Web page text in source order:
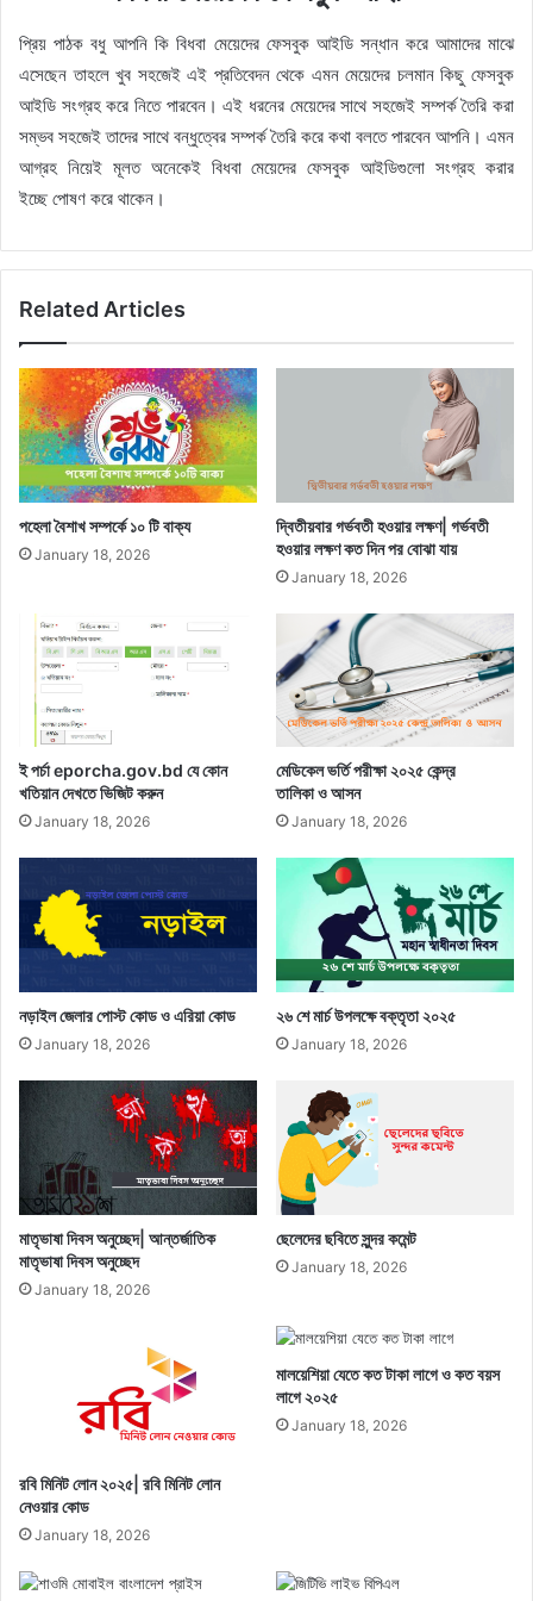
প্রিয় পাঠক বধু আপনি কি বিধবা মেয়েদের ফেসবুক আইডি সন্ধান করে আমাদের মাঝে
এসেছেন তাহলে খুব সহজেই এই প্রতিবেদন থেকে এমন মেয়েদের চলমান কিছু ফেসবুক
আইডি সংগ্রহ করে নিতে পারবেন। এই ধরনের মেয়েদের সাথে সহজেই সম্পর্ক তৈরি করা
সম্ভব সহজেই তাদের সাথে বন্ধুত্বের সম্পর্ক তৈরি করে কথা বলতে পারবেন আপনি। এমন
আগ্রহ নিয়েই মূলত অনেকেই বিধবা মেয়েদের ফেসবুক আইডিগুলো সংগ্রহ করার
ইচ্ছে পোষণ করে থাকেন।
Related Articles
পহেলা বৈশাখ সম্পর্কে ১০ টি বাক্য
January 18, 2026
দ্বিতীয়বার গর্ভবতী হওয়ার লক্ষণ| গর্ভবতী
হওয়ার লক্ষণ কত দিন পর বোঝা যায়
January 18, 2026
ই পর্চা eporcha.gov.bd যে কোন
খতিয়ান দেখতে ভিজিট করুন
January 18, 2026
মেডিকেল ভর্তি পরীক্ষা ২০২৫ কেন্দ্র
তালিকা ও আসন
January 18, 2026
নড়াইল জেলার পোস্ট কোড ও এরিয়া কোড
January 18, 2026
২৬ শে মার্চ উপলক্ষে বক্তৃতা ২০২৫
January 18, 2026
মাতৃভাষা দিবস অনুচ্ছেদ| আন্তর্জাতিক
মাতৃভাষা দিবস অনুচ্ছেদ
January 18, 2026
ছেলেদের ছবিতে সুন্দর কমেন্ট
January 18, 2026
রবি মিনিট লোন ২০২৫| রবি মিনিট লোন
নেওয়ার কোড
January 18, 2026
মালয়েশিয়া যেতে কত টাকা লাগে ও কত বয়স
লাগে ২০২৫
January 18, 2026